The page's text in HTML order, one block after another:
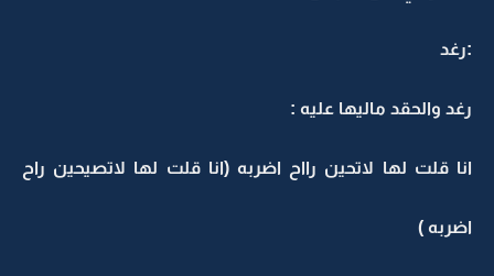
:رغد
رغد والحقد ماليها عليه :
انا قلت لها لاتحين رااح اضربه (انا قلت لها لاتصيحين راح
اضربه )